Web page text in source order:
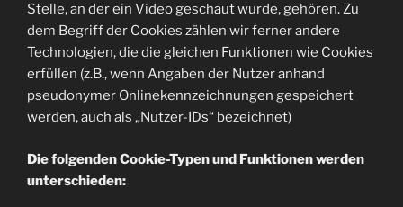
Stelle, an der ein Video geschaut wurde, gehören. Zu
dem Begriff der Cookies zählen wir ferner andere
Technologien, die die gleichen Funktionen wie Cookies
erfüllen (z.B., wenn Angaben der Nutzer anhand
pseudonymer Onlinekennzeichnungen gespeichert
werden, auch als „Nutzer-IDs“ bezeichnet)
Die folgenden Cookie-Typen und Funktionen werden
unterschieden: